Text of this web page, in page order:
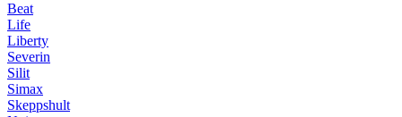
Beat
Life
Liberty
Severin
Silit
Simax
Skeppshult